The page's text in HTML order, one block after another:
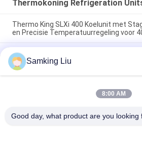
Thermokoning Refrigeration
Thermo King SLXi 400 Koelunit met
en Precisie Temperatuurregeling voor
model Legend L-1880 30/50 THERMO
koelinstallatie voor aanhangwagens
brandstofverbruik en betere
T-880 Pro T-80 T-680Pro/T-780Pro/T-
Koelkast Koelingsapparatuur Eenheid
Samking Liu
8:00 AM
Good day, what product are you looking